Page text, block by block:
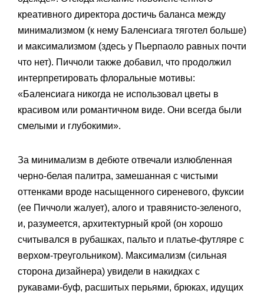
креативного директора достичь баланса между
минимализмом (к нему Баленсиага тяготел больше)
и максимализмом (здесь у Пьерпаоло равных почти
что нет). Пиччоли также добавил, что продолжил
интерпретировать флоральные мотивы:
«Баленсиага никогда не использовал цветы в
красивом или романтичном виде. Они всегда были
смелыми и глубокими».
За минимализм в дебюте отвечали излюбленная
черно-белая палитра, замешанная с чистыми
оттенками вроде насыщенного сиреневого, фуксии
(ее Пиччоли жалует), алого и травянисто-зеленого,
и, разумеется, архитектурный крой (он хорошо
считывался в рубашках, пальто и платье-футляре с
верхом-треугольником). Максимализм (сильная
сторона дизайнера) увидели в накидках с
рукавами-буф, расшитых перьями, брюках, идущих